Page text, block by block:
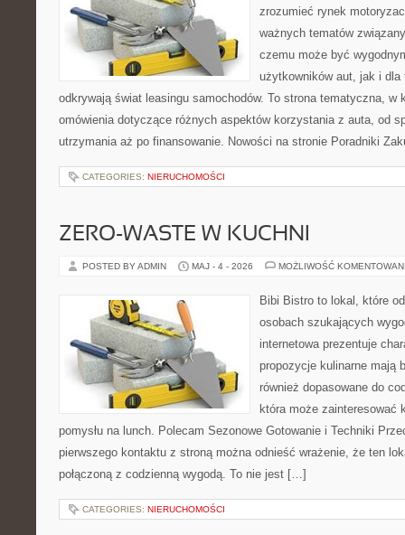
zrozumieć rynek
ważnych tematów
czemu może być
użytkowników aut, jak i
odkrywają świat leasingu samochodów. To strona tematyczna, w
omówienia dotyczące różnych aspektów korzystania z auta, od
utrzymania aż po finansowanie. Nowości na stronie Poradniki
CATEGORIES: NIERUCHOMOŚCI
ZERO-WASTE W KUCHNI
POSTED BY ADMIN MAJ - 4 - 2026 MOŻLIWOŚĆ
Bibi Bistro to lokal, które
osobach szukających
internetowa prezentuje
propozycje kulinarne mają
również dopasowane do
która może zainteresować
pomysłu na lunch. Polecam Sezonowe Gotowanie i Techniki
pierwszego kontaktu z stroną można odnieść wrażenie, że ten
połączoną z codzienną wygodą. To nie jest […]
CATEGORIES: NIERUCHOMOŚCI